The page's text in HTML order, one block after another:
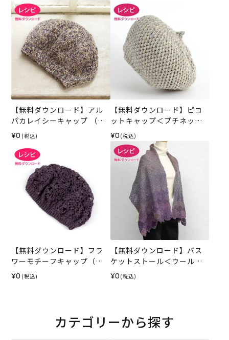
【無料ダウンロード】アル
パカレイシーキャップ （レ
シピ）
¥0 (税込)
【無料ダウンロード】ピコ
ットキャップ＜プチネップ
＞（レシピ）
¥0 (税込)
【無料ダウンロード】フラ
ワーモチーフキャップ（レ
シピ）
¥0 (税込)
【無料ダウンロード】バス
ケットストール＜ウールボ
ーダー＞（レシピ）
¥0 (税込)
カテゴリーから探す